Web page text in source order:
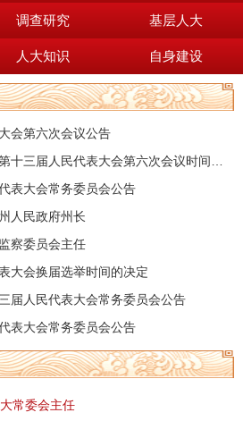
调查研究 基层人大
人大知识 自身建设
会第六次会议公告
表大会常务委员会公告
人民政府州长
察委员会主任
大会换届选举时间的决定
届人民代表大会常务委员会公告
表大会常务委员会公告
常委会主任